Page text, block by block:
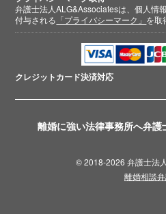
離婚に強い法律事務所へ弁
弁護士法人ALG&Associatesは、個人情
付与される 「プライバシーマーク」 を取
クレジットカード決済対応
© 2018-2026 弁護士法
離婚相談